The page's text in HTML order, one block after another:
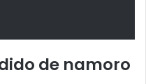
de namoro